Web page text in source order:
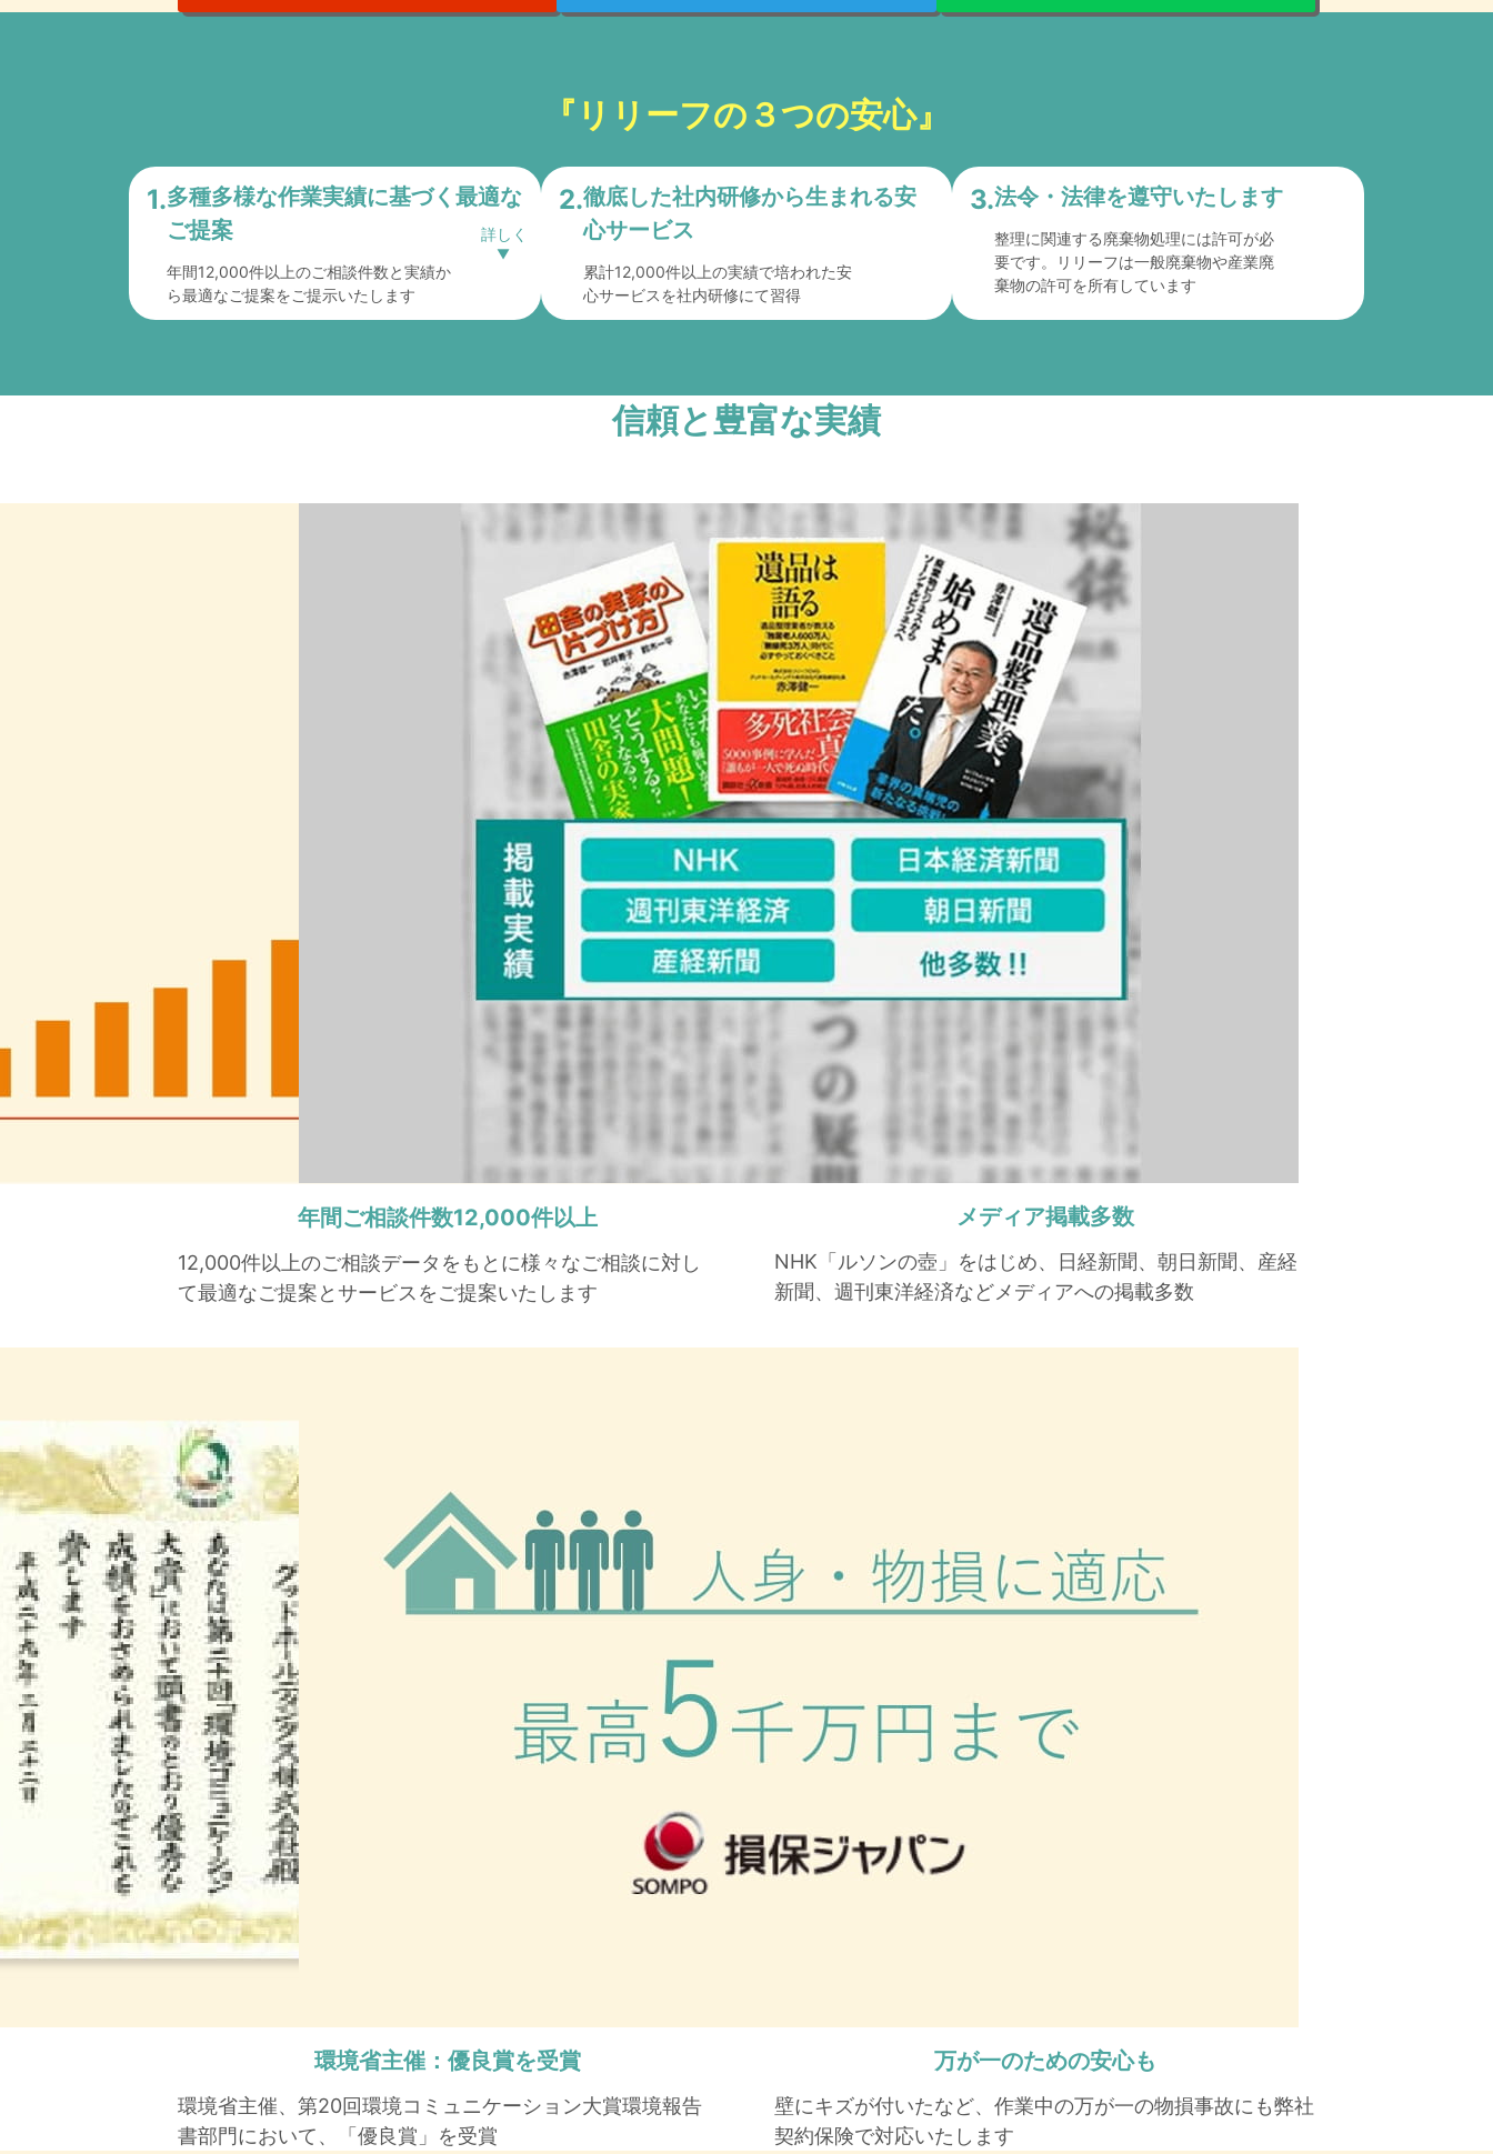
『リリーフの３つの安心』
1.多種多様な作業実績に基づく最適な
ご提案
年間12,000件以上のご相談件数と実績か
ら最適なご提案をご提示いたします
2.徹底した社内研修から生まれる安
心サービス
累計12,000件以上の実績で培われた安
心サービスを社内研修にて習得
3.法令・法律を遵守いたします
整理に関連する廃棄物処理には許可が必
要です。リリーフは一般廃棄物や産業廃
棄物の許可を所有しています
信頼と豊富な実績
年間ご相談件数12,000件以上
12,000件以上のご相談データをもとに様々なご相談に対し
て最適なご提案とサービスをご提案いたします
メディア掲載多数
NHK「ルソンの壺」をはじめ、日経新聞、朝日新聞、産経
新聞、週刊東洋経済などメディアへの掲載多数
環境省主催：優良賞を受賞
環境省主催、第20回環境コミュニケーション大賞環境報告
書部門において、「優良賞」を受賞
万が一のための安心も
壁にキズが付いたなど、作業中の万が一の物損事故にも弊社
契約保険で対応いたします